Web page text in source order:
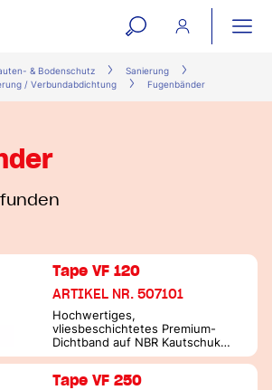
open
search
form
& Bodenschutz
Sanierung
/ Verbundabdichtung
Fugenbänder
Tape VF 120
ARTIKEL NR. 507101
Hochwertiges,
vliesbeschichtetes Premium-
Dichtband auf NBR Kautschuk
Basis
Tape VF 250